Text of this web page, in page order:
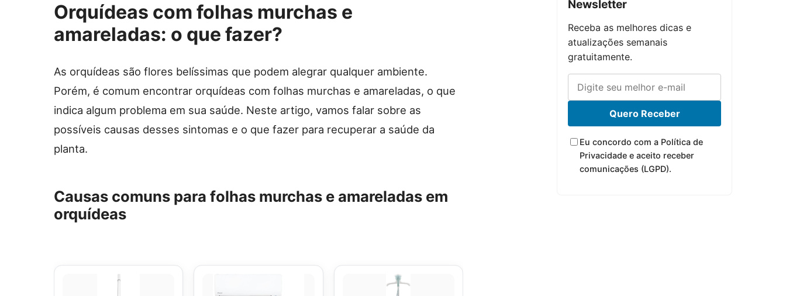
Orquídeas com folhas murchas e
amareladas: o que fazer?
As orquídeas são flores belíssimas que podem alegrar qualquer ambiente.
Porém, é comum encontrar orquídeas com folhas murchas e amareladas, o que
indica algum problema em sua saúde. Neste artigo, vamos falar sobre as
possíveis causas desses sintomas e o que fazer para recuperar a saúde da
planta.
Causas comuns para folhas murchas e amareladas em
orquídeas
Newsletter
Receba as melhores dicas e
atualizações semanais
gratuitamente.
Quero Receber
Eu concordo com a Política de
Privacidade e aceito receber
comunicações (LGPD).